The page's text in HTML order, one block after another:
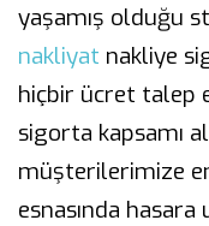
yaşamış olduğu
nakliyat nakliye
hiçbir ücret talep
sigorta kapsamı
müşterilerimize
esnasında